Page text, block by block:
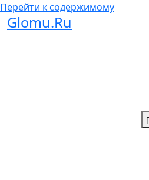
Перейти к содержимому
Glomu.Ru